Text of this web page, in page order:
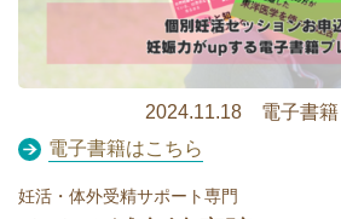
2024.11.18 電子書
電子書籍はこちら
妊活・体外受精サポート専門